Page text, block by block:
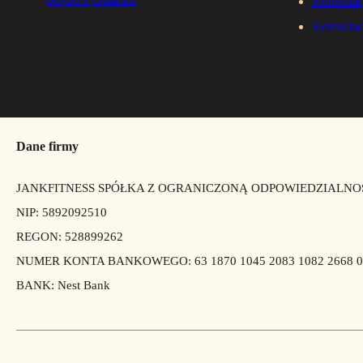
Dane firmy
JANKFITNESS SPÓŁKA Z OGRANICZONĄ
NIP: 5892092510
REGON: 528899262
NUMER KONTA BANKOWEGO: 63 1870 1045 2083 1082 2668
BANK: Nest Bank